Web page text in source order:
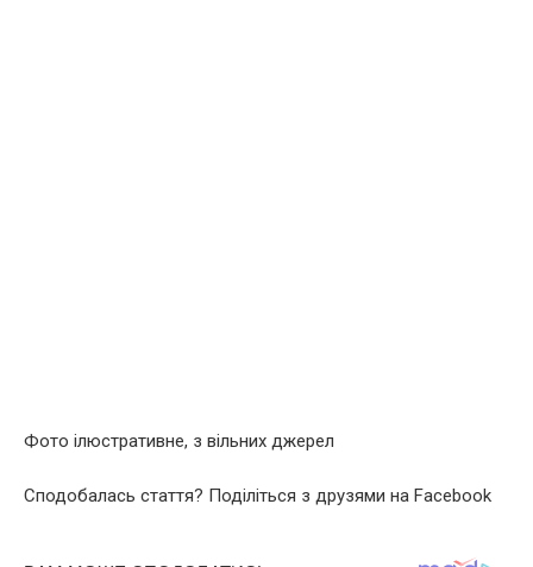
Фото ілюстративне, з вільних джерел
Сподобалась стаття? Поділіться з друзями на Facebook